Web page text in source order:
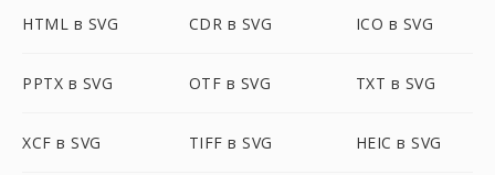
HTML в SVG CDR в SVG ICO в SVG
PPTX в SVG OTF в SVG TXT в SVG
XCF в SVG TIFF в SVG HEIC в SVG